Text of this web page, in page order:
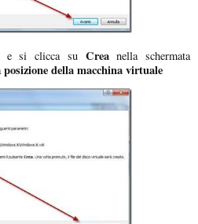
e si clicca suCreanella schermata
posizione della macchina virtuale